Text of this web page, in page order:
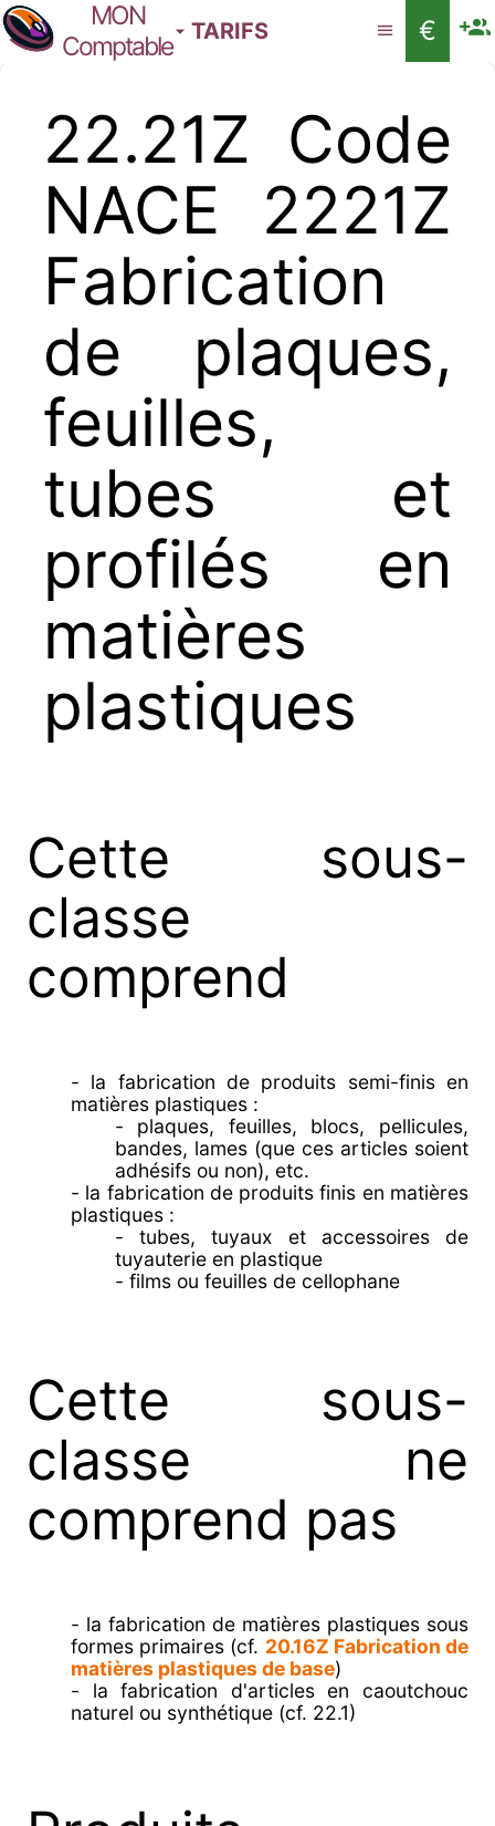
MON
Comptable
TARIFS €
22.21Z Code
NACE 2221Z
Fabrication
de plaques,
feuilles,
tubes et
profilés en
matières
plastiques
Cette sous-
classe
comprend
- la fabrication de produits semi-finis en
matières plastiques :
- plaques, feuilles, blocs, pellicules,
bandes, lames (que ces articles soient
adhésifs ou non), etc.
- la fabrication de produits finis en matières
plastiques :
- tubes, tuyaux et accessoires de
tuyauterie en plastique
- films ou feuilles de cellophane
Cette sous-
classe ne
comprend pas
- la fabrication de matières plastiques sous
formes primaires (cf. 20.16Z Fabrication de
matières plastiques de base)
- la fabrication d'articles en caoutchouc
naturel ou synthétique (cf. 22.1)